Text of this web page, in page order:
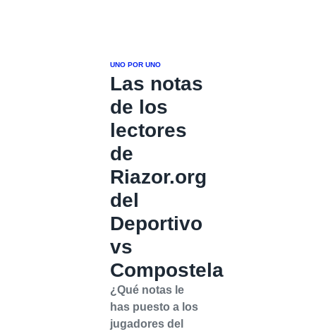
UNO POR UNO
Las notas
de los
lectores
de
Riazor.org
del
Deportivo
vs
Compostela
¿Qué notas le
has puesto a los
jugadores del